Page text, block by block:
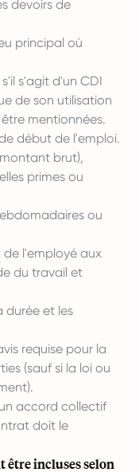
devoirs de
principal où
s'agit d'un CDI
de son utilisation
mentionnées.
début de l'emploi.
brut),
primes ou
ou
de l'employé aux
du travail et
durée et les
requise pour la
(sauf si la loi ou
accord collectif
doit le
être incluses selon